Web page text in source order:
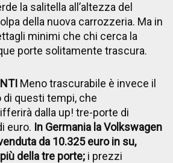
la salitella all’altezza del
della nuova carrozzeria. Ma in
minimi che chi cerca la
porte solitamente trascura.
Meno trascurabile è invece il
questi tempi, che
dalla up! tre-porte di
euro. In Germania la Volkswagen
da 10.325 euro in su,
della tre porte; i prezzi